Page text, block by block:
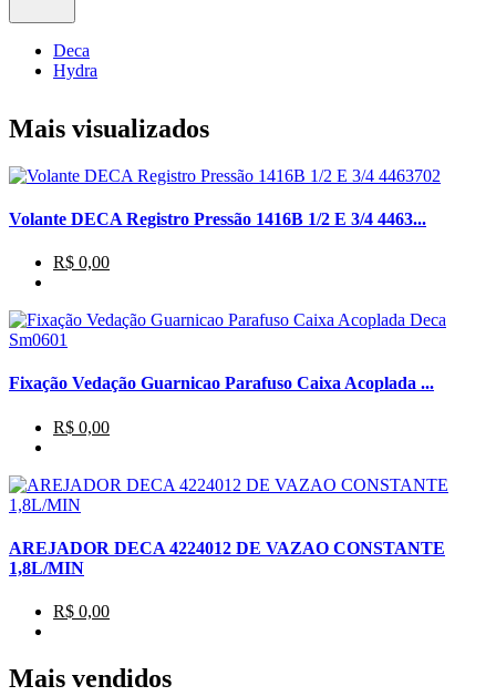
Deca
Hydra
Mais visualizados
Volante DECA Registro Pressão 1416B 1/2 E 3/4 4463...
R$ 0,00
Fixação Vedação Guarnicao Parafuso Caixa Acoplada ...
R$ 0,00
AREJADOR DECA 4224012 DE VAZAO CONSTANTE
1,8L/MIN
R$ 0,00
Mais vendidos